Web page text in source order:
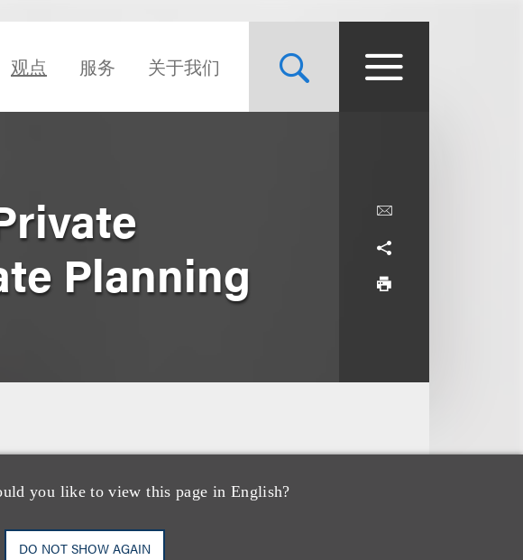
观点 服务 关于我们
you like to view this page in English?
DO NOT SHOW AGAIN
Planning